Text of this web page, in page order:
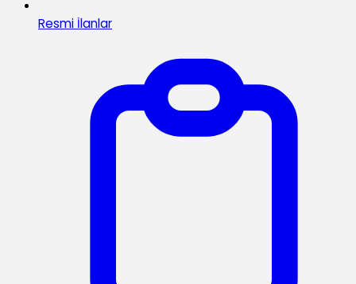
Resmi İlanlar